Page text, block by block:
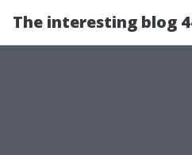
The interesting blog